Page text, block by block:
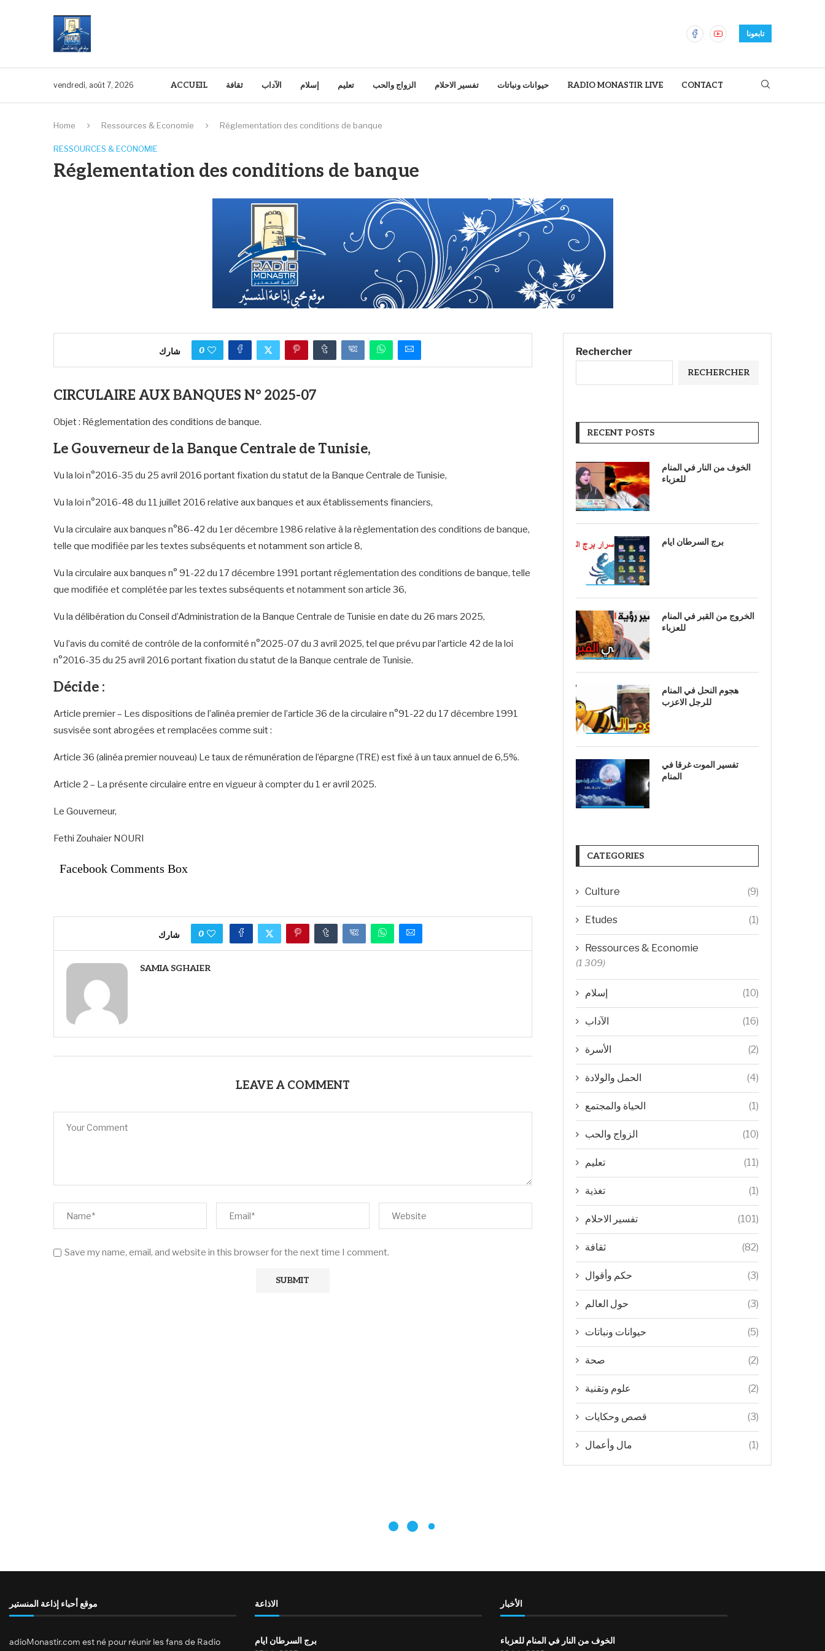
تابعونا
vendredi, août 7, 2026 ACCUEIL ثقافة الآداب إسلام تعليم الزواج والحب تفسير الاحلام حيوانات ونباتات RADIO MONASTIR LIVE CONTACT
Home Ressources & Economie Réglementation des conditions de banque
RESSOURCES & ECONOMIE
Réglementation des conditions de banque
شارك 0
CIRCULAIRE AUX BANQUES N° 2025-07
Objet : Réglementation des conditions de banque.
Le Gouverneur de la Banque Centrale de Tunisie,
Vu la loi n°2016-35 du 25 avril 2016 portant fixation du statut de la Banque Centrale de Tunisie,
Vu la loi n°2016-48 du 11 juillet 2016 relative aux banques et aux établissements financiers,
Vu la circulaire aux banques n°86-42 du 1er décembre 1986 relative à la règlementation des conditions de banque,
telle que modifiée par les textes subséquents et notamment son article 8,
Vu la circulaire aux banques n° 91-22 du 17 décembre 1991 portant réglementation des conditions de banque, telle
que modifiée et complétée par les textes subséquents et notamment son article 36,
Vu la délibération du Conseil d’Administration de la Banque Centrale de Tunisie en date du 26 mars 2025,
Vu l’avis du comité de contrôle de la conformité n°2025-07 du 3 avril 2025, tel que prévu par l’article 42 de la loi
n°2016-35 du 25 avril 2016 portant fixation du statut de la Banque centrale de Tunisie.
Décide :
Article premier – Les dispositions de l’alinéa premier de l’article 36 de la circulaire n°91-22 du 17 décembre 1991
susvisée sont abrogées et remplacées comme suit :
Article 36 (alinéa premier nouveau) Le taux de rémunération de l’épargne (TRE) est fixé à un taux annuel de 6,5%.
Article 2 – La présente circulaire entre en vigueur à compter du 1 er avril 2025.
Le Gouverneur,
Fethi Zouhaier NOURI
Facebook Comments Box
شارك 0
SAMIA SGHAIER
LEAVE A COMMENT
Save my name, email, and website in this browser for the next time I comment.
Rechercher
RECHERCHER
RECENT POSTS
الخوف من النار في المنام
للعزباء
برج السرطان ايام
الخروج من القبر في المنام
للعزباء
هجوم النحل في المنام
للرجل الاعزب
تفسير الموت غرقا في
المنام
CATEGORIES
Culture (9)
Etudes (1)
Ressources & Economie
(1 309)
إسلام (10)
الآداب (16)
الأسرة (2)
الحمل والولادة (4)
الحياة والمجتمع (1)
الزواج والحب (10)
تعليم (11)
تغذية (1)
تفسير الاحلام (101)
ثقافة (82)
حكم وأقوال (3)
حول العالم (3)
حيوانات ونباتات (5)
صحة (2)
علوم وتقنية (2)
قصص وحكايات (3)
مال وأعمال (1)
موقع أحباء إذاعة المنستير
adioMonastir.com est né pour réunir les fans de Radio
الاذاعة
برج السرطان ايام
الأخبار
الخوف من النار في المنام للعزباء